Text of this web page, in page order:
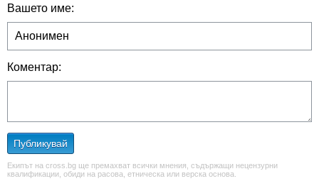
Вашето име:
Коментар:
Публикувай
Екипът на cross.bg ще премахват всички мнения, съдържащи нецензурни
квалификации, обиди на расова, етническа или верска основа.